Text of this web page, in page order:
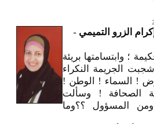
الزرو التميمي -
؛ وابتسامتها بريئة
الجريمة النكراء
! السماء ! الوطن !
الصحافة ! وسألت
المسؤول ؟؟وما